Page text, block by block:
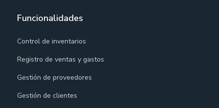
Funcionalidades
Control de inventarios
Registro de ventas y gastos
Gestión de proveedores
Gestión de clientes